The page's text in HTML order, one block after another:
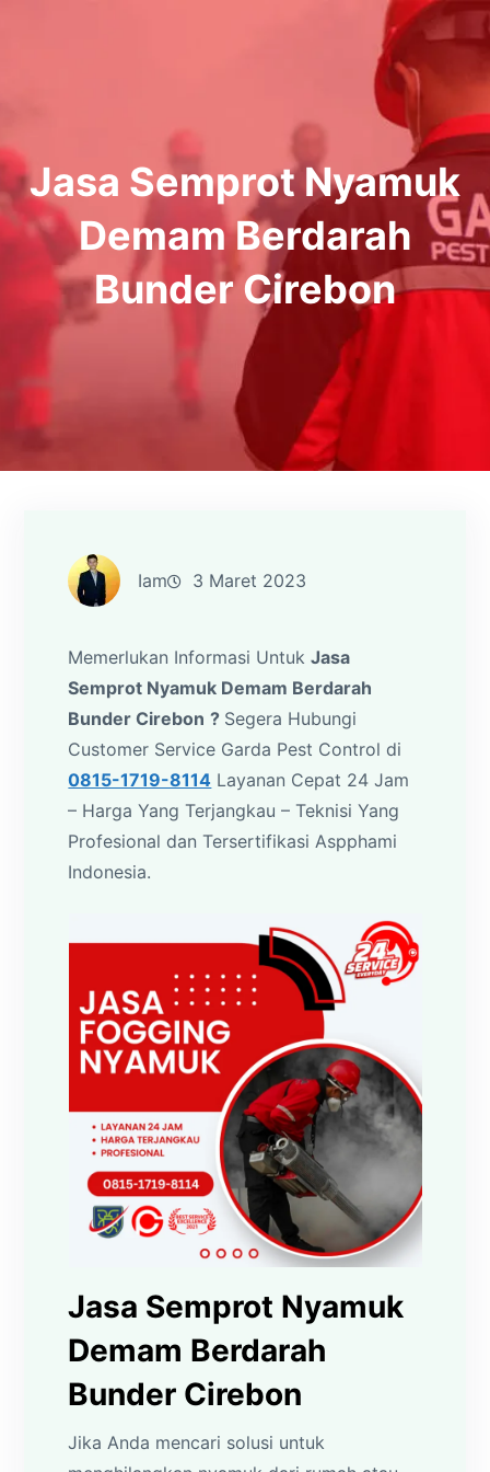
Jasa Semprot Nyamuk
Demam Berdarah
Bunder Cirebon
Iam 3 Maret 2023
Memerlukan Informasi UntukJasa
Semprot Nyamuk Demam Berdarah
Bunder Cirebon ? Segera Hubungi
Customer Service Garda Pest Control di
0815-1719-8114 Layanan Cepat 24 Jam
– Harga Yang Terjangkau – Teknisi Yang
Profesional dan Tersertifikasi Aspphami
Indonesia.
Jasa Semprot Nyamuk
Demam Berdarah
Bunder Cirebon
Jika Anda mencari solusi untuk